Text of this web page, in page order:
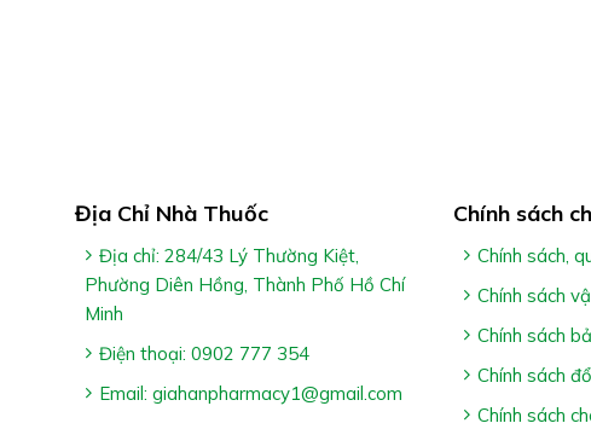
Địa Chỉ Nhà Thuốc
Địa chỉ: 284/43 Lý Thường Kiệt,
Phường Diên Hồng, Thành Phố Hồ Chí
Minh
Điện thoại: 0902 777 354
Email: giahanpharmacy1@gmail.com
Chính sách
Chính sách,
Chính sách
Chính sách
Chính sách
Chính sách